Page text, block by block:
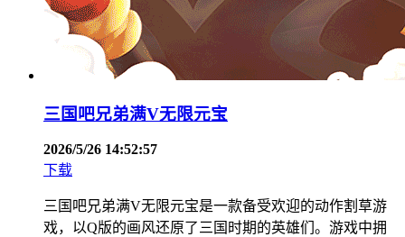
三国吧兄弟满V无限元宝
2026/5/26 14:52:57
下载
三国吧兄弟满V无限元宝是一款备受欢迎的动作割草游
戏，以Q版的画风还原了三国时期的英雄们。游戏中拥